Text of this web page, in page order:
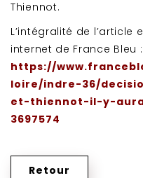
Thiennot.
L’intégralité de l’article
internet de France Bleu :
https://
loire/indre-36/
et-thiennot-il-y-
3697574
Retour